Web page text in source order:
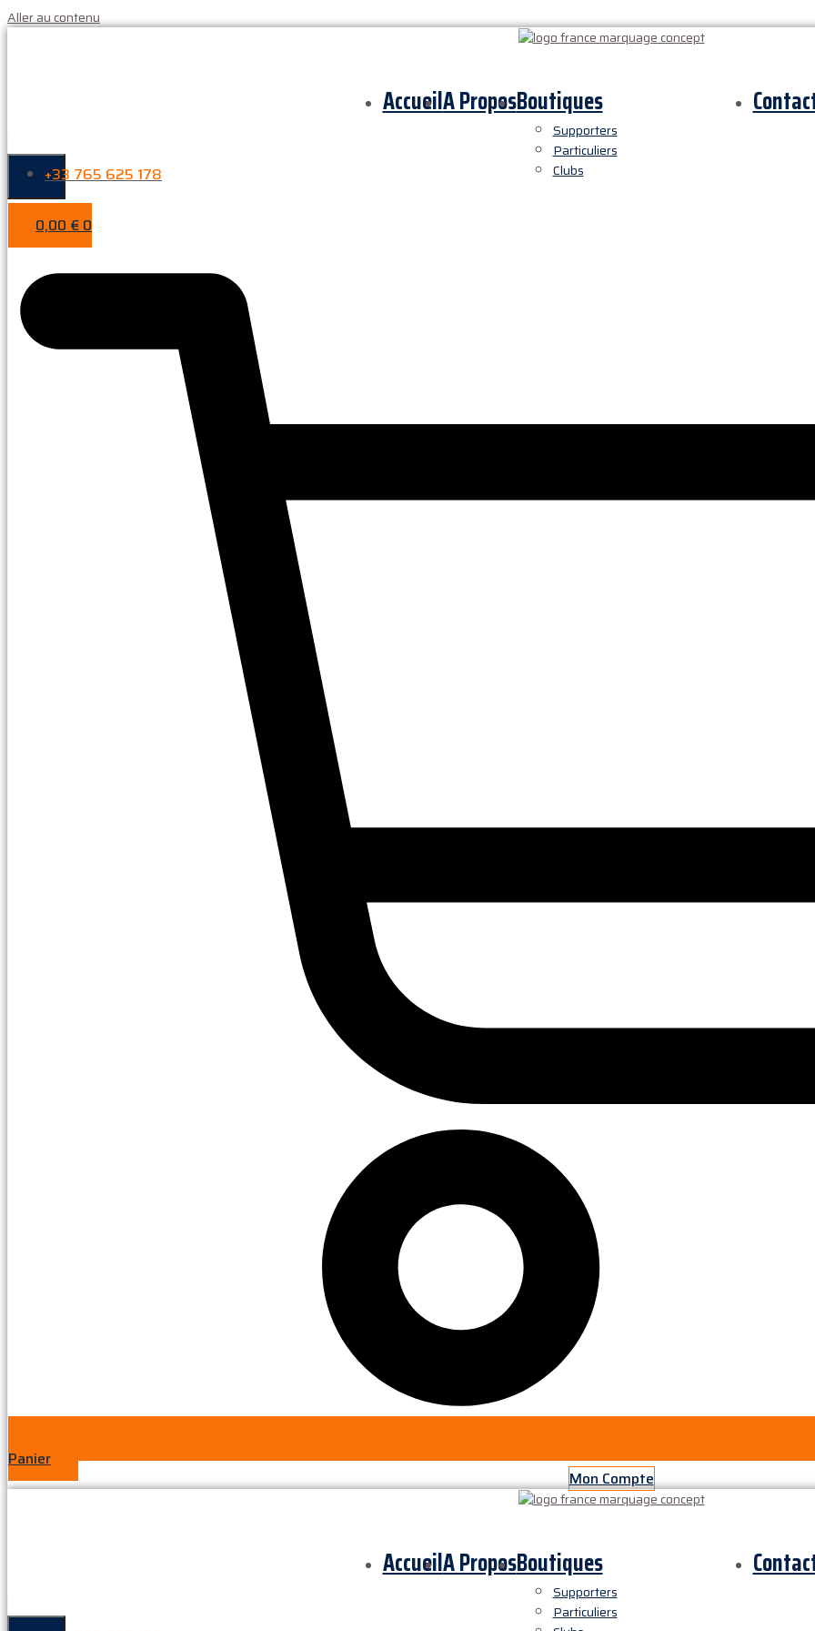
Aller au contenu
AccueilA ProposBoutiques
Supporters
Particuliers
Clubs
+33 765 625 178
0,00€0
Panier
Mon Compte
AccueilA ProposBoutiques
Supporters
Particuliers